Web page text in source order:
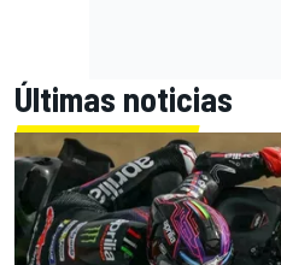
Últimas noticias